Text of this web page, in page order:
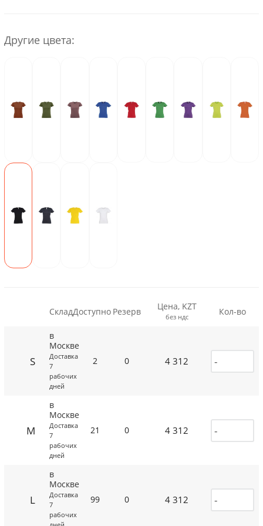
Другие цвета:
СкладДоступно Резерв Цена, KZT
без ндс Кол-во
S
в
Москве
Доставка
7
рабочих
дней
2 0 4 312
M
в
Москве
Доставка
7
рабочих
дней
21 0 4 312
L
в
Москве
Доставка
7
рабочих
99 0 4 312